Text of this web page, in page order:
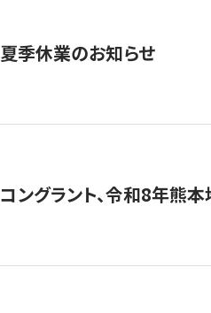
夏季休業のお知らせ
コングラント、令和8年熊